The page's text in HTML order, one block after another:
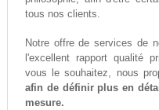
tous nos clients.
Notre offre de services de
l'excellent rapport qualité
vous le souhaitez, nous
afin de définir plus en
mesure.